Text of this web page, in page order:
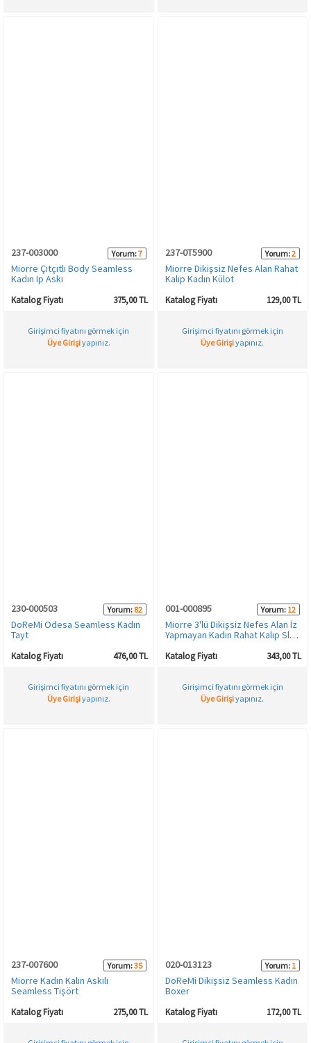
237-003000 Yorum:7
Miorre Çıtçıtlı Body Seamless
Kadın İp Askı
Katalog Fiyatı 375,00 TL
Girişimci fiyatını görmek için
Üye Girişiyapınız.
237-0T5900 Yorum:2
Miorre Dikişsiz Nefes Alan Rahat
Kalıp Kadın Külot
Katalog Fiyatı 129,00 TL
Girişimci fiyatını görmek için
Üye Girişiyapınız.
230-000503 Yorum: 82
DoReMi Odesa Seamless Kadın
Tayt
Katalog Fiyatı 476,00 TL
Girişimci fiyatını görmek için
Üye Girişiyapınız.
001-000895 Yorum: 12
Miorre 3'lü Dikişsiz Nefes Alan İz
Yapmayan Kadın Rahat Kalıp Slip
Katalog Fiyatı 343,00 TL
Girişimci fiyatını görmek için
Üye Girişiyapınız.
237-007600 Yorum:35
Miorre Kadın Kalın Askılı
Seamless Tişört
Katalog Fiyatı 275,00 TL
020-013123 Yorum: 1
DoReMi Dikişsiz Seamless Kadın
Boxer
Katalog Fiyatı 172,00 TL